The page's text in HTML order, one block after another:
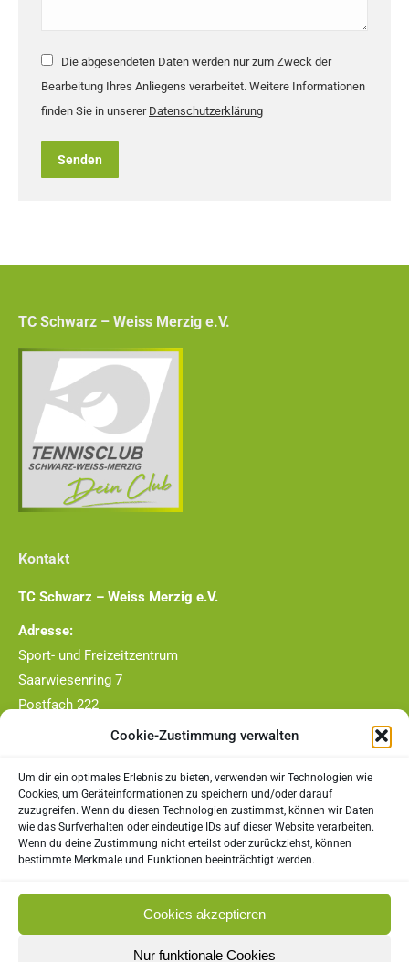
Cookie-Zustimmung verwalten
Um dir ein optimales Erlebnis zu bieten, verwenden wir Technologien wie
Cookies, um Geräteinformationen zu speichern und/oder darauf
zuzugreifen. Wenn du diesen Technologien zustimmst, können wir Daten
wie das Surfverhalten oder eindeutige IDs auf dieser Website verarbeiten.
Wenn du deine Zustimmung nicht erteilst oder zurückziehst, können
bestimmte Merkmale und Funktionen beeinträchtigt werden.
Cookies akzeptieren
Nur funktionale Cookies
Die abgesendeten Daten werden nur zum Zweck der
Bearbeitung Ihres Anliegens verarbeitet. Weitere Informationen
finden Sie in unserer Datenschutzerklärung
Senden
TC Schwarz – Weiss Merzig e.V.
Kontakt
TC Schwarz – Weiss Merzig e.V.
Adresse:
Sport- und Freizeitzentrum
Saarwiesenring 7
Postfach 222
0177/4409790
E-Mail:
vorstand@tc-merzig.de
Rechtliches
Impressum